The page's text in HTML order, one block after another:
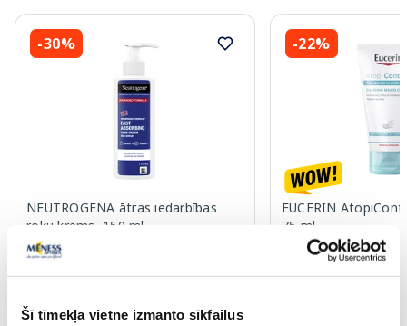
Šī tīmekļa vietne izmanto sīkfailus
-30%
NEUTROGENA ātras iedarbības
roku krēms, 150 ml
-22%
EUCERIN
75 ml